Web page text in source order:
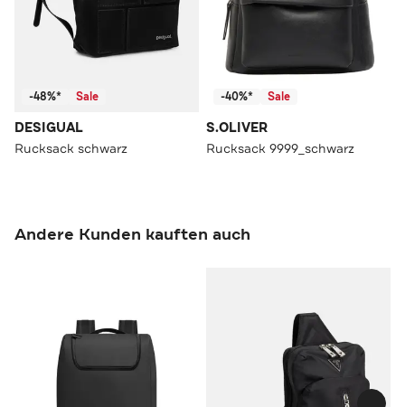
-48%* Sale
DESIGUAL
Rucksack schwarz
-40%* Sale
S.OLIVER
Rucksack 9999_schwarz
Andere Kunden kauften auch